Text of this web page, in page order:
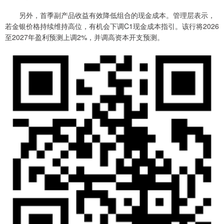
另外，首季副产品收益有效降低组合的现金成本。管理层表示，
若金银价格持续维持高位，有机会下调C1现金成本指引。该行将2026
至2027年盈利预测上调2%，并调高资本开支预测。